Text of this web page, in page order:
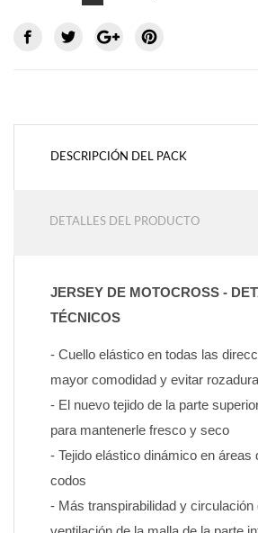
DESCRIPCIÓN DEL PACK
DETALLES DEL PRODUCTO
JERSEY DE MOTOCROSS -
TÉCNICOS
- Cuello elástico en todas las
mayor comodidad y evitar
- El nuevo tejido de la parte
para mantenerle fresco y seco
- Tejido elástico dinámico en áreas
codos
- Más transpirabilidad y circulación